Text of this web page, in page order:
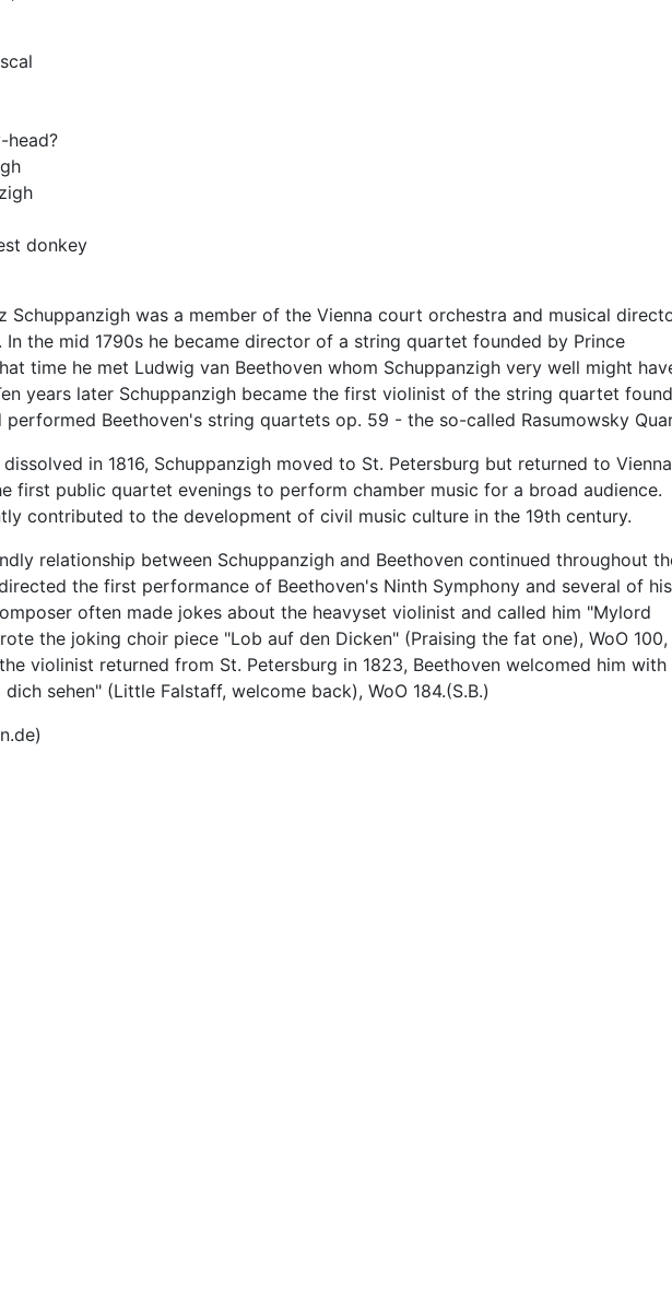
head?
donkey
Schuppanzigh was a member of the Vienna court orchestra and musical
the mid 1790s he became director of a string quartet founded by Prince
time he met Ludwig van Beethoven whom Schuppanzigh very well might
years later Schuppanzigh became the first violinist of the string quartet
performed Beethoven's string quartets op. 59 - the so-called Rasumowsky
in 1816, Schuppanzigh moved to St. Petersburg but returned to
first public quartet evenings to perform chamber music for a broad audience.
contributed to the development of civil music culture in the 19th century.
relationship between Schuppanzigh and Beethoven continued throughout
the first performance of Beethoven's Ninth Symphony and several of
often made jokes about the heavyset violinist and called him "Mylord
the joking choir piece "Lob auf den Dicken" (Praising the fat one), WoO
violinist returned from St. Petersburg in 1823, Beethoven welcomed him with
sehen" (Little Falstaff, welcome back), WoO 184.(S.B.)